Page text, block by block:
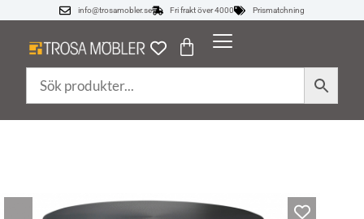
info@trosamobler.se Fri frakt över 4000 Prismatchning